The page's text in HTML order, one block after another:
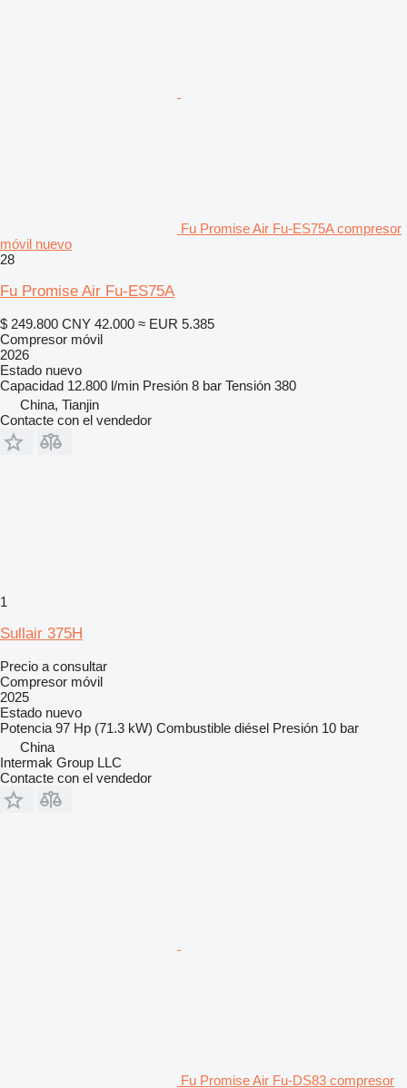
Fu Promise Air Fu-ES75A compresor
móvil nuevo
28
Fu Promise Air Fu-ES75A
$ 249.800 CNY 42.000 ≈ EUR 5.385
Compresor móvil
2026
Estado nuevo
Capacidad 12.800 l/min Presión 8 bar Tensión 380
China, Tianjin
Contacte con el vendedor
1
Sullair 375H
Precio a consultar
Compresor móvil
2025
Estado nuevo
Potencia 97 Hp (71.3 kW) Combustible diésel Presión 10 bar
China
Intermak Group LLC
Contacte con el vendedor
Fu Promise Air Fu-DS83 compresor